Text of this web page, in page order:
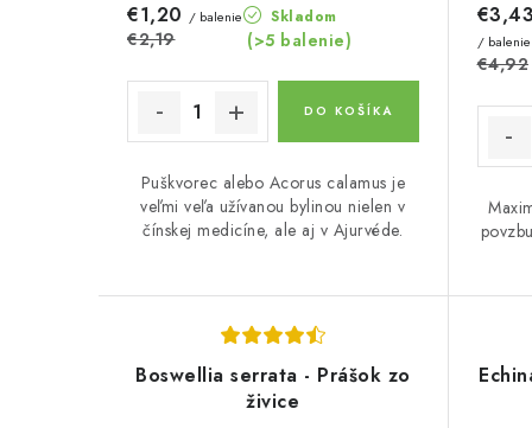
Skladom
(>5 balenie)
€1,20 / balenie
€2,19
DO KOŠÍKA
Puškvorec alebo Acorus calamus je
veľmi veľa užívanou bylinou nielen v
čínskej medicíne, ale aj v Ajurvéde.
€3,43
/ balenie
€4,92
Boswellia serrata - Prášok zo
živice